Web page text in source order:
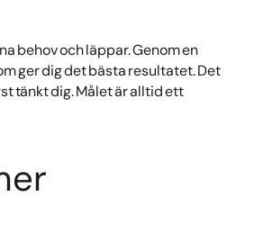
behov och läppar. Genom en
ger dig det bästa resultatet. Det
tänkt dig. Målet är alltid ett